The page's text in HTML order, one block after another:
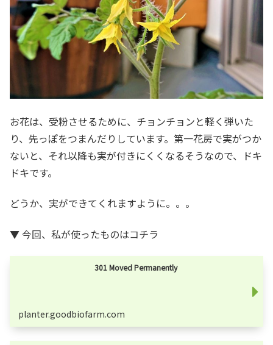
お花は、受粉させるために、チョンチョンと軽く弾いた
り、先っぽをつまんだりしています。第一花房で実がつか
ないと、それ以降も実が付きにくくなるそうなので、ドキ
ドキです。
どうか、実ができてくれますように。。。
▼ 今回、私が使ったものはコチラ
301 Moved Permanently
planter.goodbiofarm.com